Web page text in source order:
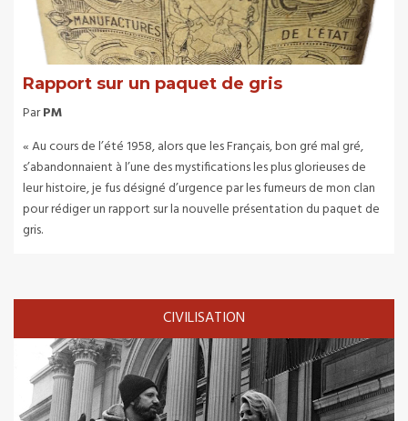
Rapport sur un paquet de gris
ParPM
« Au cours de l’été 1958, alors que les Français, bon gré mal gré,
s’abandonnaient à l’une des mystifications les plus glorieuses de
leur histoire, je fus désigné d’urgence par les fumeurs de mon clan
pour rédiger un rapport sur la nouvelle présentation du paquet de
gris.
CIVILISATION